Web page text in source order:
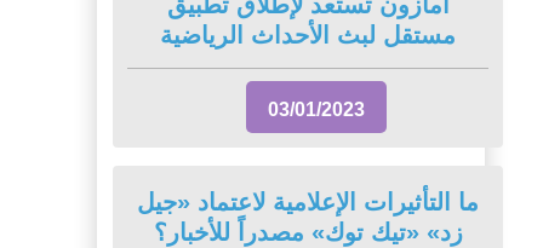
مستقل لبث الأحداث الرياضية
03/01/2023
ما التأثيرات الإعلامية لاعتماد «جيل
زد» «تيك توك» مصدراً للأخبار؟